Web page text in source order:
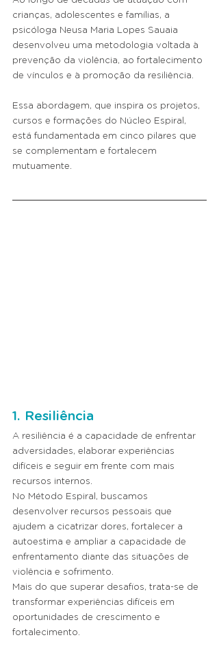
crianças, adolescentes e famílias, a
psicóloga Neusa Maria Lopes Sauaia
desenvolveu uma metodologia voltada à
prevenção da violência, ao fortalecimento
de vínculos e à promoção da resiliência.
Essa abordagem, que inspira os projetos,
cursos e formações do Núcleo Espiral,
está fundamentada em cinco pilares que
se complementam e fortalecem
mutuamente.
1. Resiliência
A resiliência é a capacidade de enfrentar
adversidades, elaborar experiências
difíceis e seguir em frente com mais
recursos internos.
No Método Espiral, buscamos
desenvolver recursos pessoais que
ajudem a cicatrizar dores, fortalecer a
autoestima e ampliar a capacidade de
enfrentamento diante das situações de
violência e sofrimento.
Mais do que superar desafios, trata-se de
transformar experiências difíceis em
oportunidades de crescimento e
fortalecimento.